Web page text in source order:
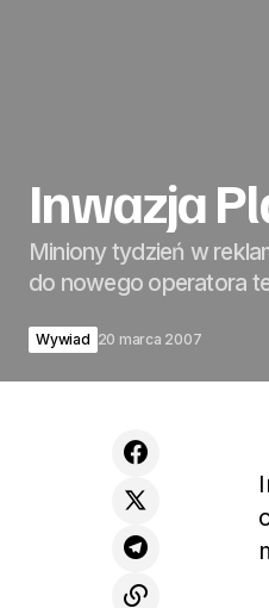
Inwazja
Miniony tydzień w
do nowego operatora
Wywiad 20 marca 2007